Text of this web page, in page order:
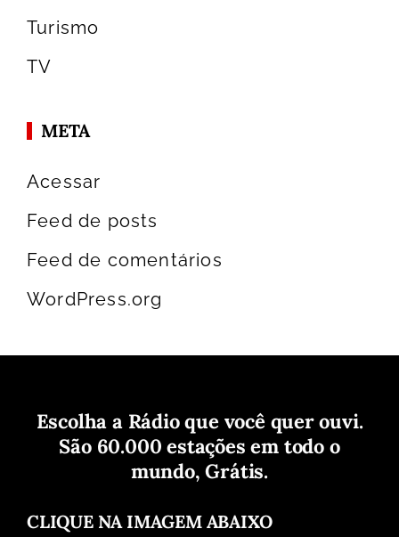
Turismo
TV
META
Acessar
Feed de posts
Feed de comentários
WordPress.org
Escolha a Rádio que você quer ouvi.
São 60.000 estações em todo o
mundo, Grátis.
CLIQUE NA IMAGEM ABAIXO